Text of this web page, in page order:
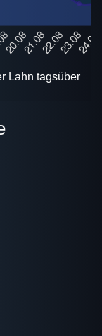
Lahn tagsüber